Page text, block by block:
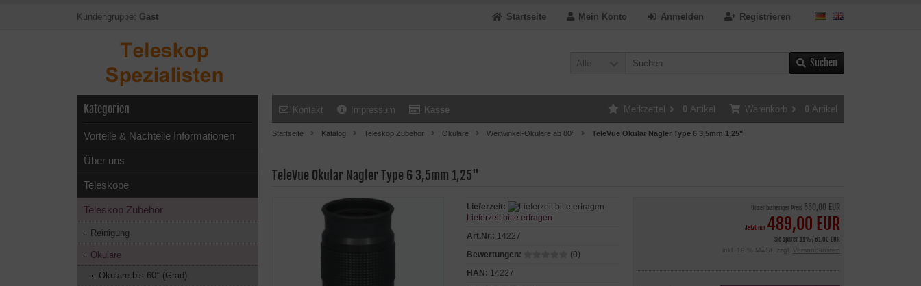
Kundengruppe: Gast Registrieren
Anmelden
Mein Konto
Startseite
Alle Suchen
Kontakt Impressum Kasse Warenkorb 0 Artikel
Merkzettel 0 Artikel
Startseite Katalog Teleskop Zubehör Okulare Weitwinkel-Okulare ab 80° TeleVue Okular Nagler Type 6 3,5mm 1,25"
TeleVue Okular Nagler Type 6 3,5mm 1,25"
Unser bisheriger Preis 550,00 EUR
Jetzt nur 489,00 EUR
Sie sparen 11% / 61,00 EUR
inkl. 19 % MwSt. zzgl.
Versandkosten
Lieferzeit:
Lieferzeit bitte erfragen
Art.Nr.: 14227
Bewertungen:
(0)
HAN: 14227
Kategorien
Vorteile & Nachteile Informationen
Über uns
Teleskope
Teleskop Zubehör
Reinigung
Okulare
Okulare bis 60° (Grad)